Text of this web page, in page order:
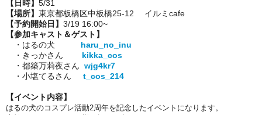
【日時】 5/31
【場所】 東京都板橋区中板橋25-12 イルミcafe
【予約開始日】 3/19 16:00~
【参加キャスト＆ゲスト】
・はるの犬 haru_no_inu
・きっかさん kikka_cos
・都築万莉夜さん wjg4kr7
・小塩てるさん t_cos_214
【イベント内容】
はるの犬のコスプレ活動2周年を記念したイベントになります。